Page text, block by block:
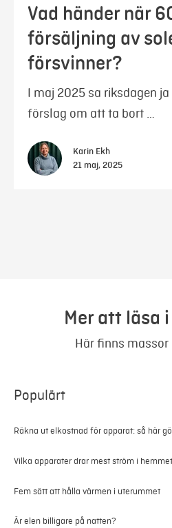
Vad händer när
försäljning av
försvinner?
I maj 2025 sa riksdagen
förslag om att ta bort …
Karin Ekh
21 maj, 2025
Mer att läsa
Här finns
Populärt
Räkna ut elkostnad för apparat: så här
Vilka apparater drar mest ström i
Fem sätt att hålla värmen i uterummet
Är elen billigare på natten?